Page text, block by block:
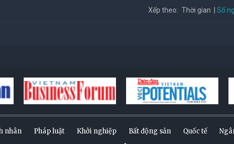
Xếp theo: Thời gian Số
nhân Pháp luật Khởi nghiệp Bất động sản Quốc tế